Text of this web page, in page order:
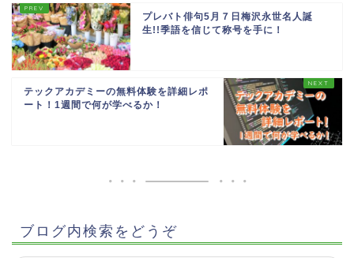
プレバト俳句5月７日梅沢永世名人誕
生!!季語を信じて称号を手に！
テックアカデミーの無料体験を詳細レポ
ート！1週間で何が学べるか！
ブログ内検索をどうぞ